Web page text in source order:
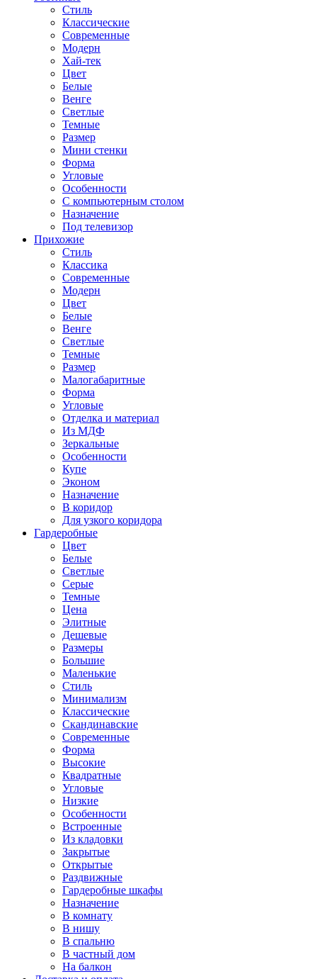
Стиль
Классические
Современные
Модерн
Хай-тек
Цвет
Белые
Венге
Светлые
Темные
Размер
Мини стенки
Форма
Угловые
Особенности
С компьютерным столом
Назначение
Под телевизор
Прихожие
Стиль
Классика
Современные
Модерн
Цвет
Белые
Венге
Светлые
Темные
Размер
Малогабаритные
Форма
Угловые
Отделка и материал
Из МДФ
Зеркальные
Особенности
Купе
Эконом
Назначение
В коридор
Для узкого коридора
Гардеробные
Цвет
Белые
Светлые
Серые
Темные
Цена
Элитные
Дешевые
Размеры
Большие
Маленькие
Стиль
Минимализм
Классические
Скандинавские
Современные
Форма
Высокие
Квадратные
Угловые
Низкие
Особенности
Встроенные
Из кладовки
Закрытые
Открытые
Раздвижные
Гардеробные шкафы
Назначение
В комнату
В нишу
В спальню
В частный дом
На балкон